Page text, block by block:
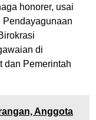
honorer, usai
Pendayagunaan
di
dan Pemerintah
Anggota